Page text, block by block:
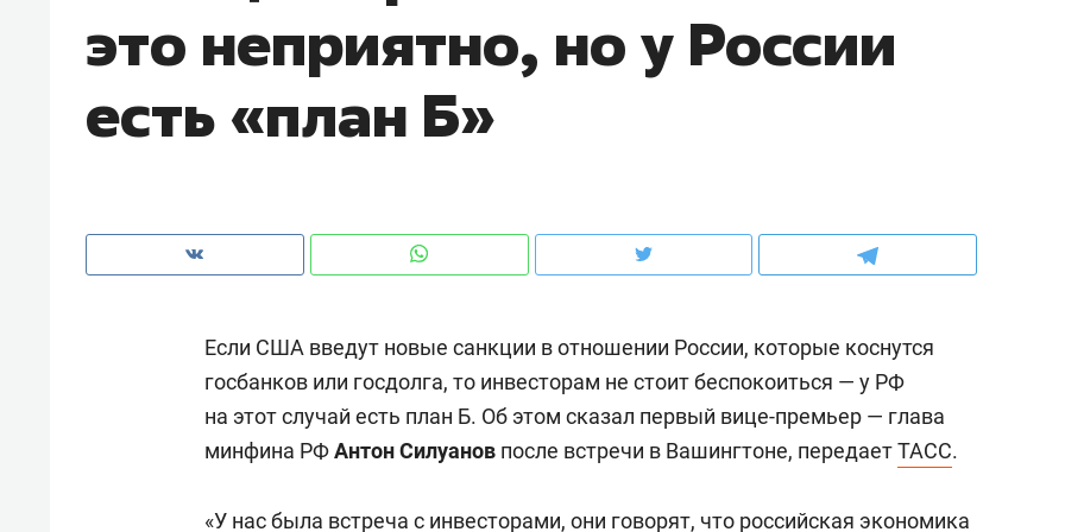
это неприятно, но у России
есть «план Б»
Если США введут новые санкции в отношении России, которые коснутся
госбанков или госдолга, то инвесторам не стоит беспокоиться — у РФ
на этот случай есть план Б. Об этом сказал первый вице-премьер — глава
минфина РФАнтон Силуанов после встречи в Вашингтоне, передаетТАСС.
«У нас была встреча с инвесторами, они говорят, что российская экономика
чем интересен Оман?
о трехкратном росте цен, дотошных
клиентах и чудных запросах мастеров
налогах и развитии без
Как ГК «МИР ГРУПП» и ВТБ
комфорта под Казанью
150 камер до квартиры и Face
безопасность в ЖК «Нова»
Рекомендуем
Опыт выживания в
с ментальным и